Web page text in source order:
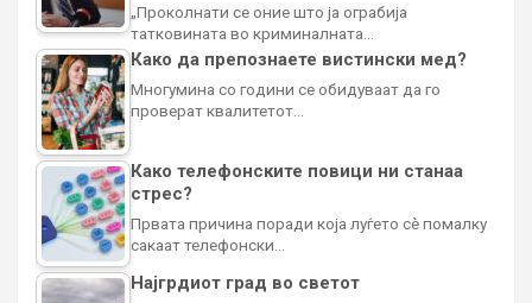
„Проколнати се оние што ја ограбија
татковината во криминалната…
Како да препознаете вистински мед?
Многумина со години се обидуваат да го
проверат квалитетот…
Како телефонските повици ни станаа
стрес?
Првата причина поради која луѓето сè помалку
сакаат телефонски…
Најгрдиот град во светот